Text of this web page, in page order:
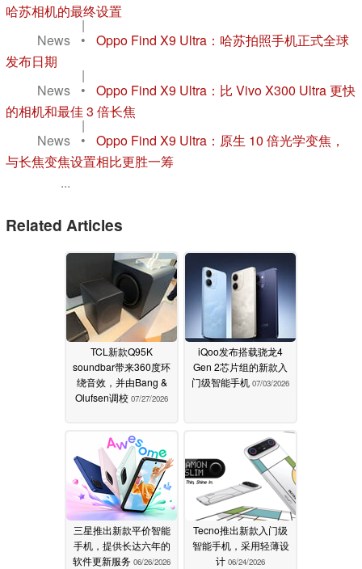
哈苏相机的最终设置
|
News
•
Oppo Find X9 Ultra：哈苏拍照手机正式全球
发布日期
|
News
•
Oppo Find X9 Ultra：比 Vivo X300 Ultra 更快
的相机和最佳 3 倍长焦
|
News
•
Oppo Find X9 Ultra：原生 10 倍光学变焦，
与长焦变焦设置相比更胜一筹
...
Related Articles
TCL新款Q95K
soundbar带来360度环
绕音效，并由Bang &
Olufsen调校 07/27/2026
iQoo发布搭载骁龙4
Gen 2芯片组的新款入
门级智能手机 07/03/2026
三星推出新款平价智能
手机，提供长达六年的
软件更新服务 06/26/2026
Tecno推出新款入门级
智能手机，采用轻薄设
计 06/24/2026